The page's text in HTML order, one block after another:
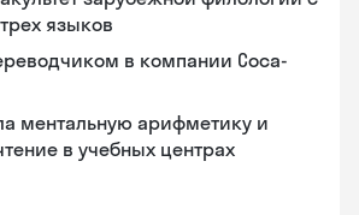
языков
в компании Coca-
ментальную арифметику и
в учебных центрах